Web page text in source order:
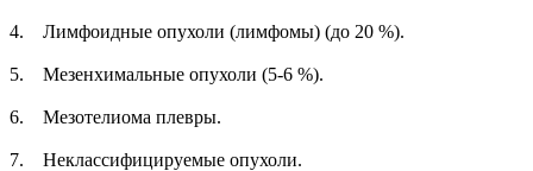
4. Лимфоидные опухоли (лимфомы) (до 20 %).
5. Мезенхимальные опухоли (5-6 %).
6. Мезотелиома плевры.
7. Неклассифицируемые опухоли.